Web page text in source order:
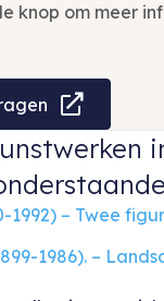
knop om meer
1992) – Twee
1986). –